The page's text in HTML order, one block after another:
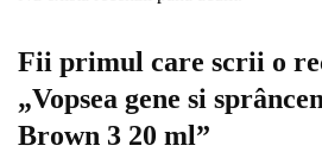
Fii primul care scrii o
„Vopsea gene si
Brown 3 20 ml”